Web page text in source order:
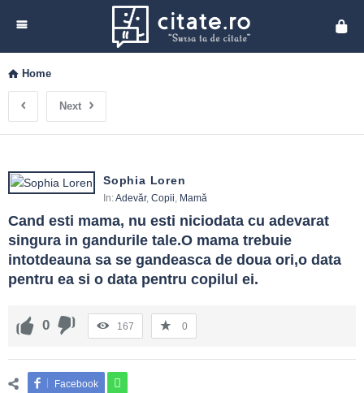
Home
Next
Sophia Loren
In:Adevăr, Copii, Mamă
Cand esti mama, nu esti niciodata cu adevarat
singura in gandurile tale.O mama trebuie
intotdeauna sa se gandeasca de doua ori,o data
pentru ea si o data pentru copilul ei.
0 167 0
Facebook